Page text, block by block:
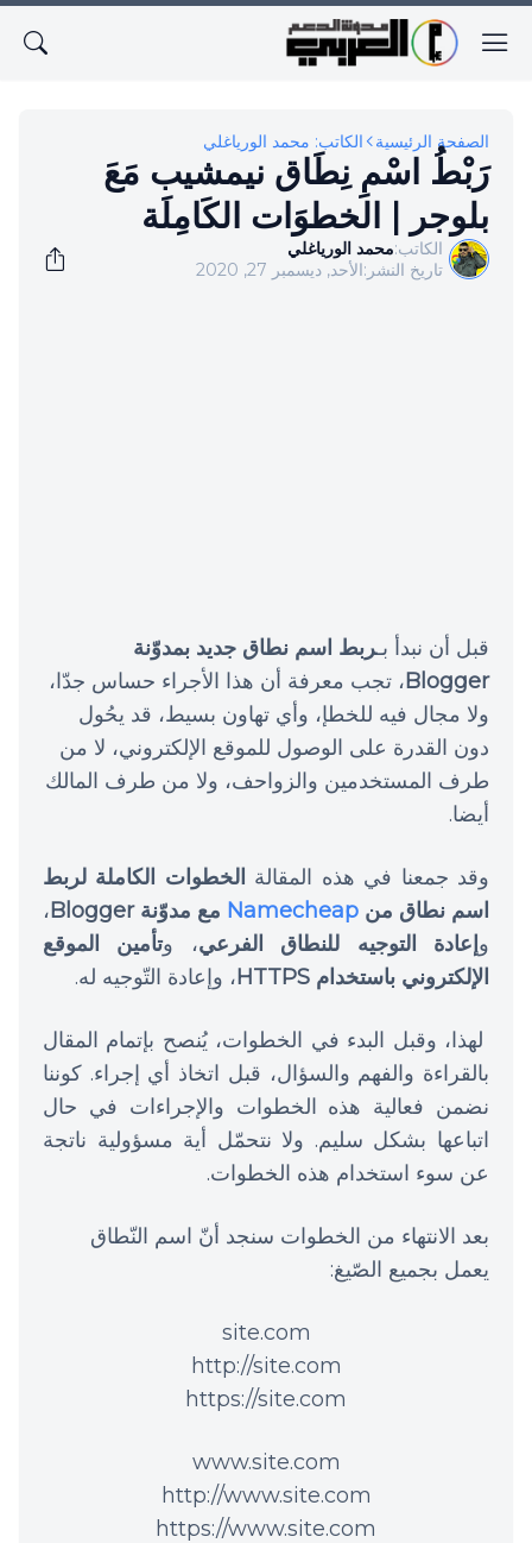
الصفحة الرئيسية الكاتب: محمد الورياغلي
رَبْطُ اسْمِ نِطَاق نيمشيب مَعَ
بلوجر | الخطوَات الكَامِلَة
الكاتب:محمد الورياغلي
تاريخ النشر:الأحد, ديسمبر 27, 2020
قبل أن نبدأ بـربط اسم نطاق جديد بمدوّنة
Blogger، تجب معرفة أن هذا الأجراء حساس جدّا،
ولا مجال فيه للخطإ، وأي تهاون بسيط، قد يحُول
دون القدرة على الوصول للموقع الإلكتروني، لا من
طرف المستخدمين والزواحف، ولا من طرف المالك
أيضا.
وقد جمعنا في هذه المقالة الخطوات الكاملة لربط
اسم نطاق من Namecheap مع مدوّنةBlogger،
و إعادة التوجيه للنطاق الفرعي، وتأمين الموقع
الإلكتروني باستخدام HTTPS
، وإعادة التّوجيه له.
لهذا، وقبل البدء في الخطوات، يُنصح بإتمام المقال
بالقراءة والفهم والسؤال، قبل اتخاذ أي إجراء. كوننا
نضمن فعالية هذه الخطوات والإجراءات في حال
اتباعها بشكل سليم. ولا نتحمّل أية مسؤولية ناتجة
عن سوء استخدام هذه الخطوات.
بعد الانتهاء من الخطوات سنجد أنّ اسم النّطاق
يعمل بجميع الصّيغ:
site.com
http://site.com
https://site.com
www.site.com
http://www.site.com
https://www.site.com